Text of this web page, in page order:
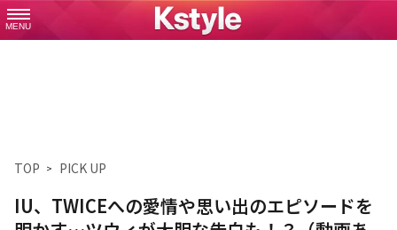
MENU
TOP PICK UP
IU、TWICEへの愛情や思い出のエピソードを